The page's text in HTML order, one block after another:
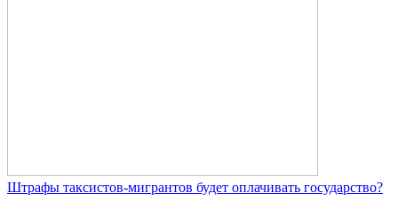
Штрафы таксистов-мигрантов будет оплачивать государство?